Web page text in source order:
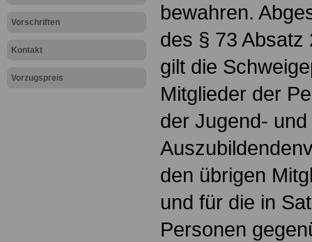
Vorschriften
Kontakt
Vorzugspreis
bewahren.
des § 73 Absatz
gilt die
Mitglieder der
der Jugend- und
den übrigen
und für die in
Personen